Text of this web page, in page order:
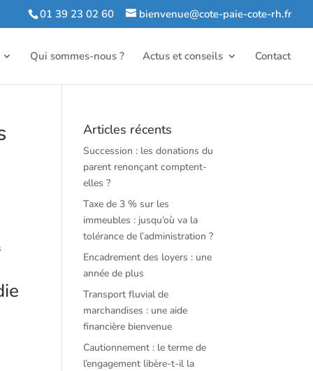
01 39 23 02 60 bienvenue@cote-paie-cote-rh.fr
Qui sommes-nous ? Actus et conseils Contact
Articles récents
Succession : les donations du
parent renonçant comptent-
elles ?
Taxe de 3 % sur les
immeubles : jusqu’où va la
tolérance de l’administration ?
Encadrement des loyers : une
année de plus
Transport fluvial de
marchandises : une aide
financière bienvenue
Cautionnement : le terme de
l’engagement libère-t-il la